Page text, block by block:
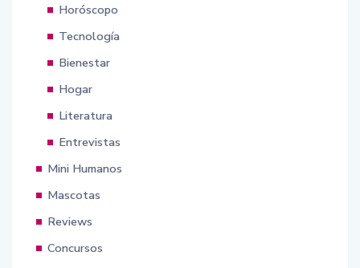
Horóscopo
Tecnología
Bienestar
Hogar
Literatura
Entrevistas
Mini Humanos
Mascotas
Reviews
Concursos